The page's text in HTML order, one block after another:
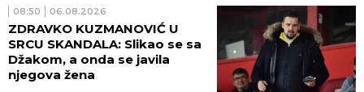
08:50 06.08.2026
ZDRAVKO KUZMANOVIĆ U
SRCU SKANDALA: Slikao se sa
Džakom, a onda se javila
njegova žena